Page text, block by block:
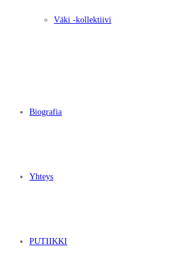
Väki -kollektiivi
Biografia
Yhteys
PUTIIKKI